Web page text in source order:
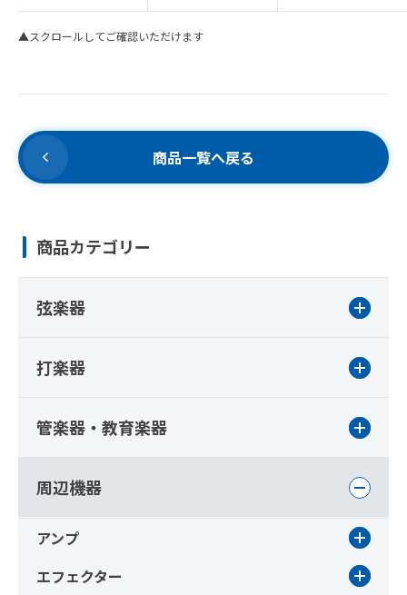
▲スクロールしてご確認いただけます
商品一覧へ戻る
商品カテゴリー
弦楽器
打楽器
管楽器・教育楽器
周辺機器
アンプ
エフェクター